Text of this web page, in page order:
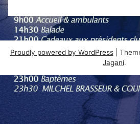
Proudly powered by WordPress
Jagani.